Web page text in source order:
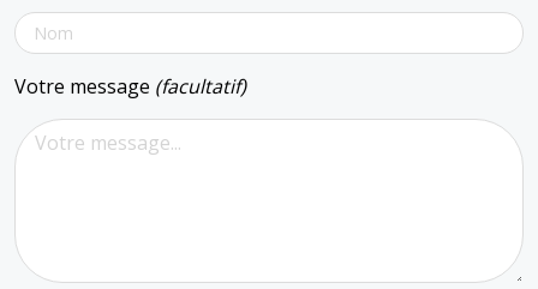
Votre message (facultatif)